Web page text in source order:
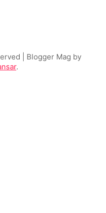
| Blogger Mag by
.